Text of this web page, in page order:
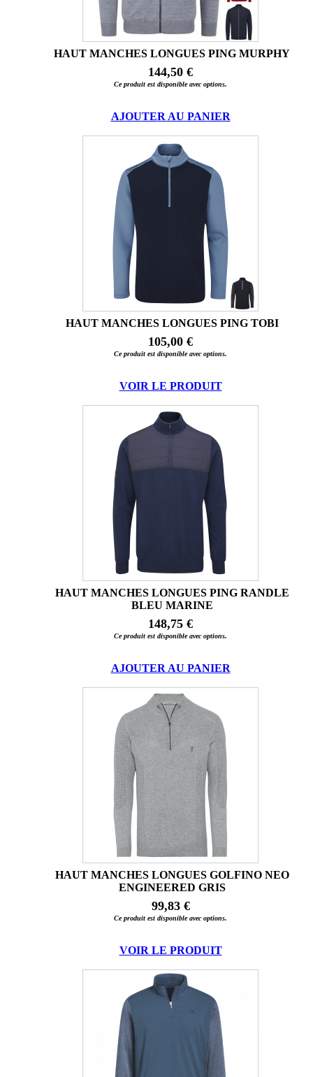
HAUT MANCHES LONGUES PING MURPHY
144,50 €
Ce produit est disponible avec options.
AJOUTER AU PANIER
HAUT MANCHES LONGUES PING TOBI
105,00 €
Ce produit est disponible avec options.
VOIR LE PRODUIT
HAUT MANCHES LONGUES PING RANDLE
BLEU MARINE
148,75 €
Ce produit est disponible avec options.
AJOUTER AU PANIER
HAUT MANCHES LONGUES GOLFINO NEO
ENGINEERED GRIS
99,83 €
Ce produit est disponible avec options.
VOIR LE PRODUIT